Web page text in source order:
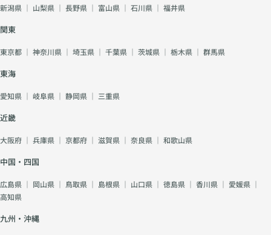
新潟県 ｜ 山梨県 ｜ 長野県 ｜ 富山県 ｜ 石川県 ｜ 福井県
関東
東京都 ｜ 神奈川県 ｜ 埼玉県 ｜ 千葉県 ｜ 茨城県 ｜ 栃木県 ｜ 群馬県
東海
愛知県 ｜ 岐阜県 ｜ 静岡県 ｜ 三重県
近畿
大阪府 ｜ 兵庫県 ｜ 京都府 ｜ 滋賀県 ｜ 奈良県 ｜ 和歌山県
中国・四国
広島県 ｜ 岡山県 ｜ 鳥取県 ｜ 島根県 ｜ 山口県 ｜ 徳島県 ｜ 香川県 ｜ 愛媛県 ｜
高知県
九州・沖縄